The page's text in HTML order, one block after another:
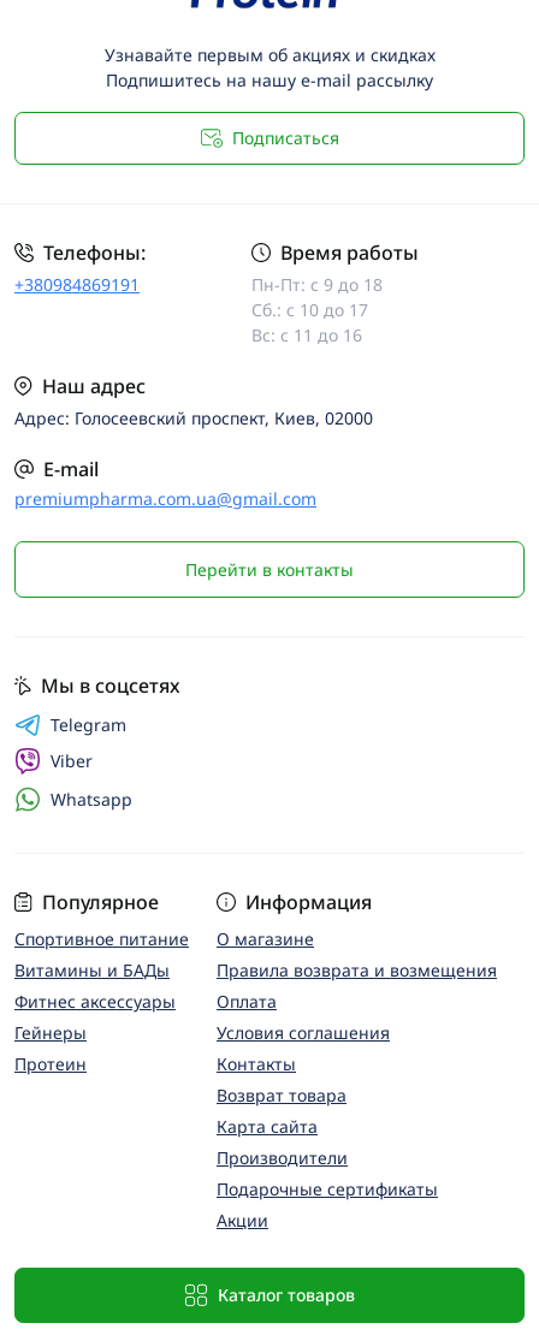
Узнавайте первым об акциях и скидках
Подпишитесь на нашу e-mail рассылку
Подписаться
Телефоны:
+380984869191
Время работы
Пн-Пт: с 9 до 18
Сб.: с 10 до 17
Вс: с 11 до 16
Наш адрес
Адрес: Голосеевский проспект, Киев, 02000
E-mail
premiumpharma.com.ua@gmail.com
Перейти в контакты
Популярное
Спортивное питание
Витамины и БАДы
Фитнес аксессуары
Гейнеры
Протеин
Информация
О магазине
Правила возврата и возмещения
Оплата
Условия соглашения
Контакты
Возврат товара
Карта сайта
Производители
Подарочные сертификаты
Акции
Каталог товаров
Мы в соцсетях
Telegram
Viber
Whatsapp